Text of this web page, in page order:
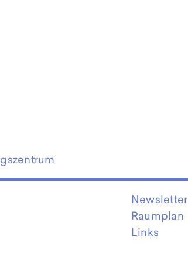
Newsletter
Raumplan
Links